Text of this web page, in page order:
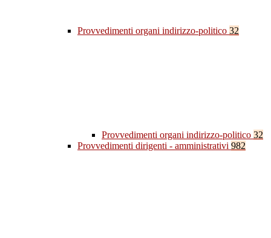
Provvedimenti organi indirizzo-politico 32
Provvedimenti organi indirizzo-politico 32
Provvedimenti dirigenti - amministrativi 982